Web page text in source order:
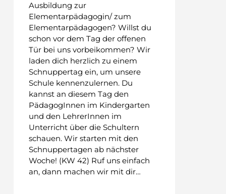
Ausbildung zur
Elementarpädagogin/ zum
Elementarpädagogen? Willst du
schon vor dem Tag der offenen
Tür bei uns vorbeikommen? Wir
laden dich herzlich zu einem
Schnuppertag ein, um unsere
Schule kennenzulernen. Du
kannst an diesem Tag den
PädagogInnen im Kindergarten
und den LehrerInnen im
Unterricht über die Schultern
schauen. Wir starten mit den
Schnuppertagen ab nächster
Woche! (KW 42) Ruf uns einfach
an, dann machen wir mit dir…